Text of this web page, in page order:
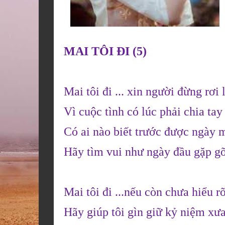
MAI TÔI ĐI (5)
Mai tôi đi ... xin người đừng rơi
Vì cuộc tình có lúc phải chia tay
Có ai nào biết trước được ngày
Hãy tìm vui như ngày đầu gặp
Mai tôi đi ...nếu còn chưa hiểu rõ
Hãy giúp tôi gìn giữ kỷ niệm xưa